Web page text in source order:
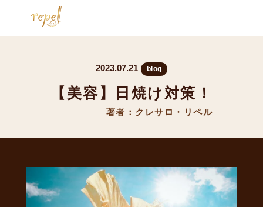
2023.07.21 blog
【美容】日焼け対策！
著者：クレサロ・リペル